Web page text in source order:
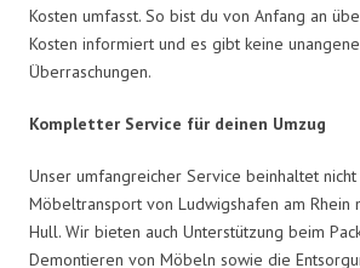
Kosten umfasst. So bist du von Anfang an
Kosten informiert und es gibt keine
Überraschungen.
Kompletter Service für deinen Umzug
Unser umfangreicher Service beinhaltet
Möbeltransport von Ludwigshafen am Rhein
Hull. Wir bieten auch Unterstützung beim
Demontieren von Möbeln sowie die